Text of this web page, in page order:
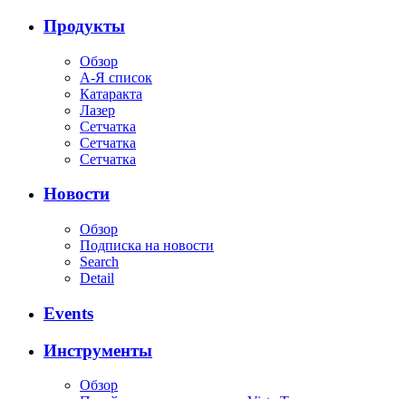
Продукты
Обзор
А-Я список
Катаракта
Лазер
Сетчатка
Сетчатка
Сетчатка
Новости
Обзор
Подписка на новости
Search
Detail
Events
Инструменты
Обзор